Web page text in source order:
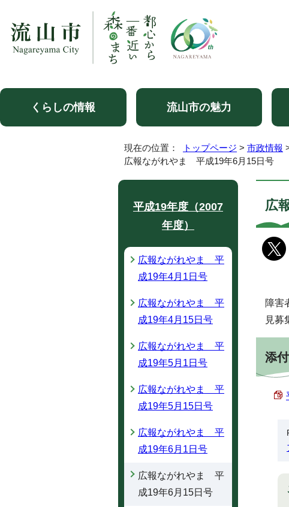
くらしの情報 流山市の魅力
現在の位置： トップページ > 市政情報
広報ながれやま 平成19年6月15日号
広
障害
見募
添
平成19年度（2007
年度）
広報ながれやま 平
成19年4月1日号
広報ながれやま 平
成19年4月15日号
広報ながれやま 平
成19年5月1日号
広報ながれやま 平
成19年5月15日号
広報ながれやま 平
成19年6月1日号
広報ながれやま 平
成19年6月15日号